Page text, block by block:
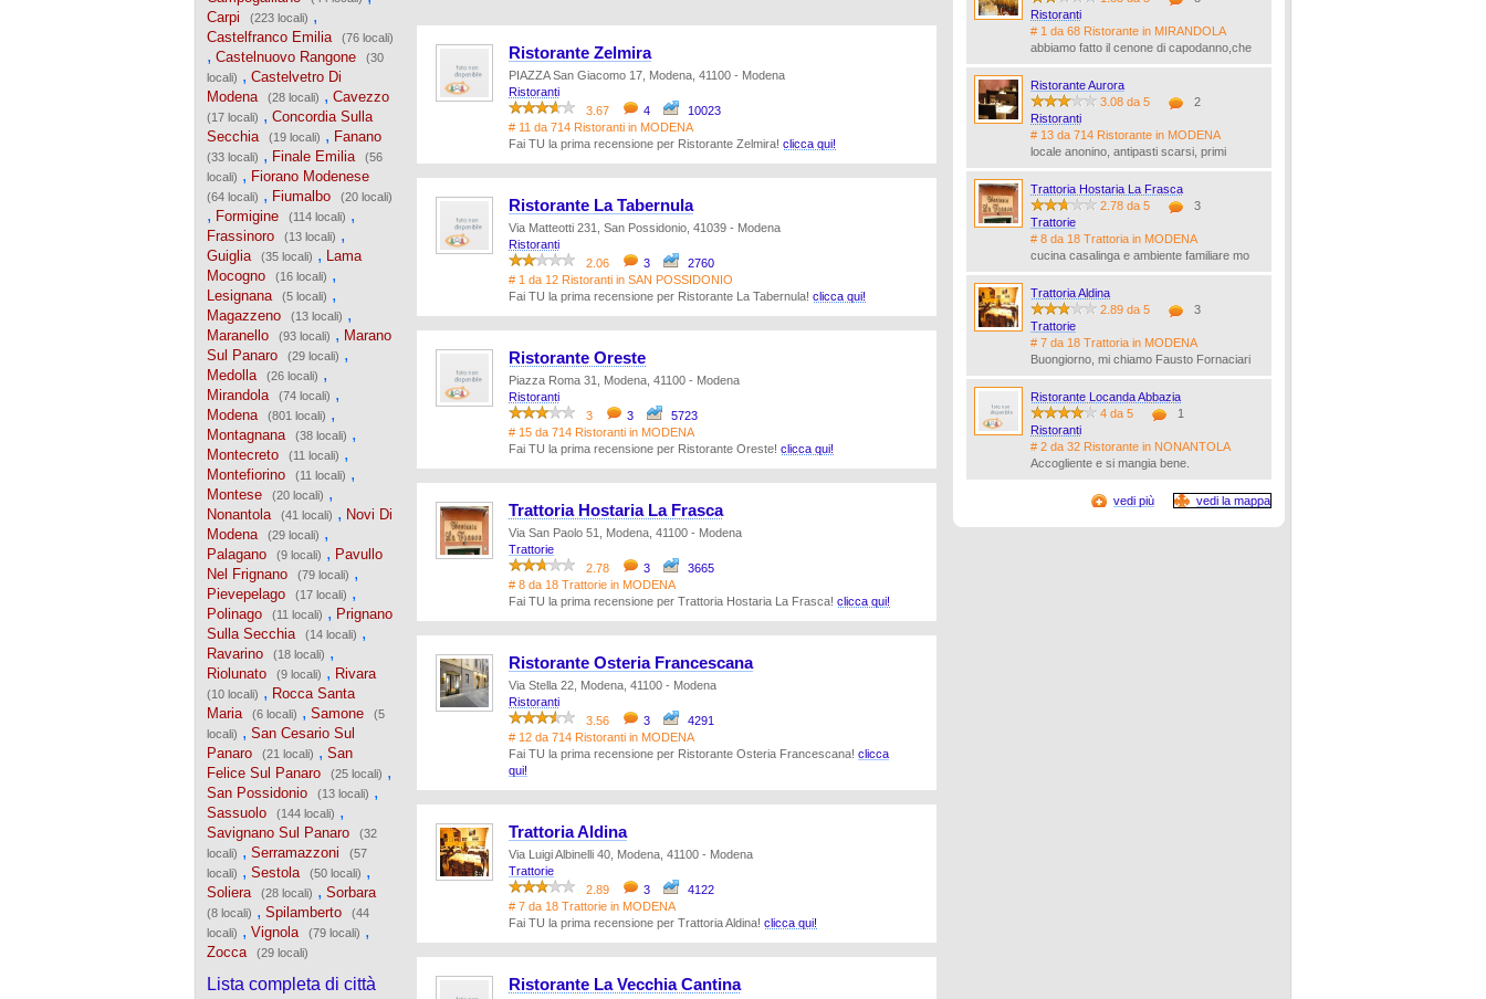
Carpi (223 locali) ,
Castelfranco Emilia (76 locali)
, Castelnuovo Rangone
(30
locali) , Castelvetro Di
Modena
(28 locali) , Cavezzo
(17 locali) , Concordia Sulla
Secchia
(19 locali) , Fanano
(33 locali) , Finale Emilia
(56
locali) , Fiorano Modenese
(64 locali) , Fiumalbo (20 locali)
, Formigine (114 locali) ,
Frassinoro (13 locali) ,
Guiglia (35 locali) , Lama
Mocogno
(16 locali) ,
Lesignana (5 locali) ,
Magazzeno (13 locali) ,
Maranello (93 locali) , Marano
Sul Panaro
(29 locali) ,
Medolla (26 locali) ,
Mirandola (74 locali) ,
Modena (801 locali) ,
Montagnana (38 locali) ,
Montecreto (11 locali) ,
Montefiorino (11 locali) ,
Montese (20 locali) ,
Nonantola (41 locali) , Novi Di
Modena
(29 locali) ,
Palagano (9 locali) , Pavullo
Nel Frignano
(79 locali) ,
Pievepelago (17 locali) ,
Polinago (11 locali) , Prignano
Sulla Secchia
(14 locali) ,
Ravarino (18 locali) ,
Riolunato (9 locali) , Rivara
(10 locali) , Rocca Santa
Maria
(6 locali) , Samone
(5
locali) , San Cesario Sul
Panaro
(21 locali) , San
Felice Sul Panaro
(25 locali) ,
San Possidonio (13 locali) ,
Sassuolo (144 locali) ,
Savignano Sul Panaro
(32
locali) , Serramazzoni
(57
locali) , Sestola (50 locali) ,
Soliera (28 locali) , Sorbara
(8 locali) , Spilamberto
(44
locali) , Vignola (79 locali) ,
Zocca (29 locali)
Lista completa di città
Ristorante Zelmira
PIAZZA San Giacomo 17, Modena, 41100 - Modena
Ristoranti
3.67
4
10023
# 11 da 714 Ristoranti in MODENA
Fai TU la prima recensione per Ristorante Zelmira! clicca qui!
Ristorante La Tabernula
Via Matteotti 231, San Possidonio, 41039 - Modena
Ristoranti
2.06
3
2760
# 1 da 12 Ristoranti in SAN POSSIDONIO
Fai TU la prima recensione per Ristorante La Tabernula! clicca qui!
Ristorante Oreste
Piazza Roma 31, Modena, 41100 - Modena
Ristoranti
3
3
5723
# 15 da 714 Ristoranti in MODENA
Fai TU la prima recensione per Ristorante Oreste! clicca qui!
Trattoria Hostaria La Frasca
Via San Paolo 51, Modena, 41100 - Modena
Trattorie
2.78
3
3665
# 8 da 18 Trattorie in MODENA
Fai TU la prima recensione per Trattoria Hostaria La Frasca! clicca qui!
Ristorante Osteria Francescana
Via Stella 22, Modena, 41100 - Modena
Ristoranti
3.56
3
4291
# 12 da 714 Ristoranti in MODENA
Fai TU la prima recensione per Ristorante Osteria Francescana! clicca
qui!
Trattoria Aldina
Via Luigi Albinelli 40, Modena, 41100 - Modena
Trattorie
2.89
3
4122
# 7 da 18 Trattorie in MODENA
Fai TU la prima recensione per Trattoria Aldina! clicca qui!
Ristorante La Vecchia Cantina
Ristoranti
# 1 da 68 Ristorante in MIRANDOLA
abbiamo fatto il cenone di capodanno,che
Ristorante Aurora
3.08 da 5
2
Ristoranti
# 13 da 714 Ristorante in MODENA
locale anonino, antipasti scarsi, primi
Trattoria Hostaria La Frasca
2.78 da 5
3
Trattorie
# 8 da 18 Trattoria in MODENA
cucina casalinga e ambiente familiare mo
Trattoria Aldina
2.89 da 5
3
Trattorie
# 7 da 18 Trattoria in MODENA
Buongiorno, mi chiamo Fausto Fornaciari
Ristorante Locanda Abbazia
4 da 5
1
Ristoranti
# 2 da 32 Ristorante in NONANTOLA
Accogliente e si mangia bene.
vedi più vedi la mappa